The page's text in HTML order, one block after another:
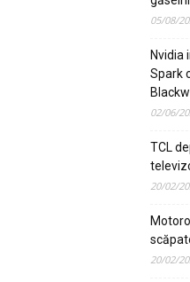
05/08/
Nvidia
Spark
02/06/
TCL
20/02/
20/02/